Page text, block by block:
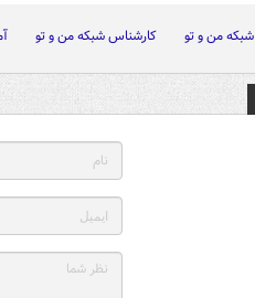
شبکه من و تو کارشناس شبکه من و تو